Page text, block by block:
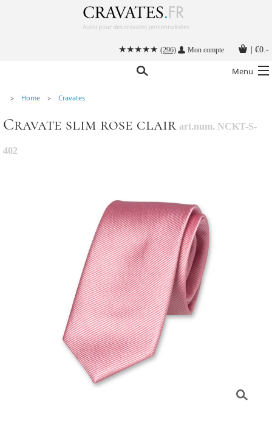
(296) Mon compte €0.-
Menu
Nos accessoires hommes
Cravate personnalisée
Home Cravates
Cravate slim rose clair art.num. NCKT-S-
402